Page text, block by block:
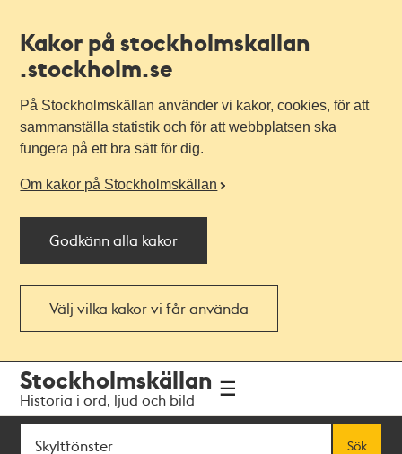
Kakor på stockholmskallan
.stockholm.se
På Stockholmskällan använder vi kakor, cookies, för att
sammanställa statistik och för att webbplatsen ska
fungera på ett bra sätt för dig.
Om kakor på Stockholmskällan
Godkänn alla kakor
Välj vilka kakor vi får använda
navigationen
huvudinnehållet
Stockholmskällan
Historia i ord, ljud och bild
Sök
Sök